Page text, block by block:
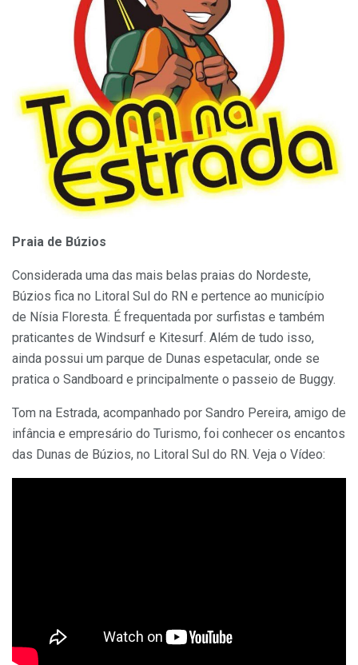
Praia de Búzios
Considerada uma das mais belas praias do Nordeste,
Búzios fica no Litoral Sul do RN e pertence ao município
de Nísia Floresta. É frequentada por surfistas e também
praticantes de Windsurf e Kitesurf. Além de tudo isso,
ainda possui um parque de Dunas espetacular, onde se
pratica o Sandboard e principalmente o passeio de Buggy.
Tom na Estrada, acompanhado por Sandro Pereira, amigo de
infância e empresário do Turismo, foi conhecer os encantos
das Dunas de Búzios, no Litoral Sul do RN. Veja o Vídeo: